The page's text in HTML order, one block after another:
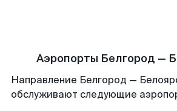
Аэропорты Белгород —
Направление Белгород —
обслуживают следующие